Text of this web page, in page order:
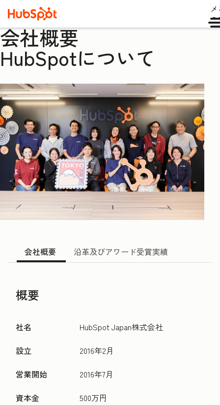
会社概要
HubSpotについて
会社概要 沿革及びアワード受賞実績
概要
社名
HubSpot Japan株式会社
設立
2016年2月
営業開始
2016年7月
資本金
500万円